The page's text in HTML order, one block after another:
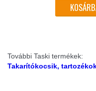
További Taski termékek:
Takarítókocsik,